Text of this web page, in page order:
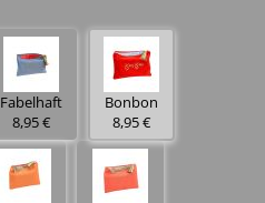
Fabelhaft
8,95 €
Bonbon
8,95 €